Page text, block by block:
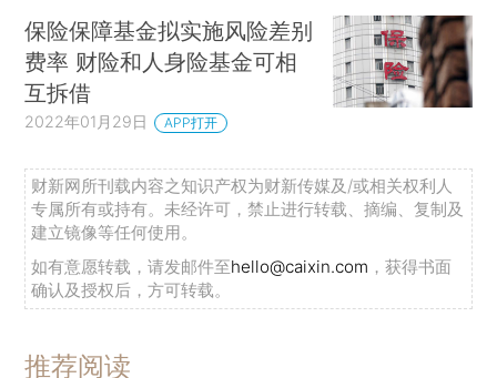
保险保障基金拟实施风险差别
费率 财险和人身险基金可相
互拆借
2022年01月29日 APP打开
财新网所刊载内容之知识产权为财新传媒及/或相关权利人
专属所有或持有。未经许可，禁止进行转载、摘编、复制及
建立镜像等任何使用。
如有意愿转载，请发邮件至hello@caixin.com ，获得书面
确认及授权后，方可转载。
推荐阅读